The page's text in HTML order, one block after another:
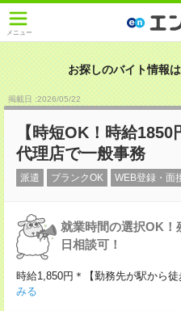
メニュー
お探しのバイト情報
掲載日 :2026/05/22
【時短OK！時給
代理店で一般事務
派遣 ブランクOK WEB登録・面
就業時間の選択OK！
日相談可！
時給1,850円＊【勤務先が駅から
みる